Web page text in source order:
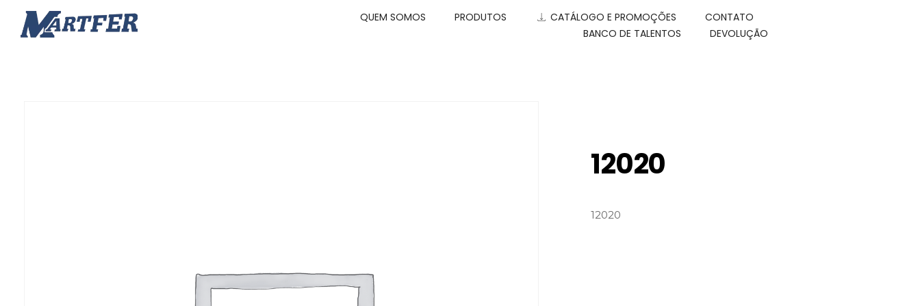
QUEM SOMOS PRODUTOS CATÁLOGO E PROMOÇÕES
CONTATO
BANCO DE TALENTOS
DEVOLUÇÃO
12020
12020